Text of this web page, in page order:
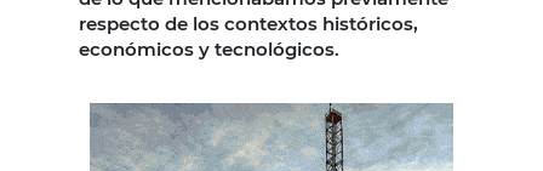
respecto de los contextos históricos,
económicos y tecnológicos.